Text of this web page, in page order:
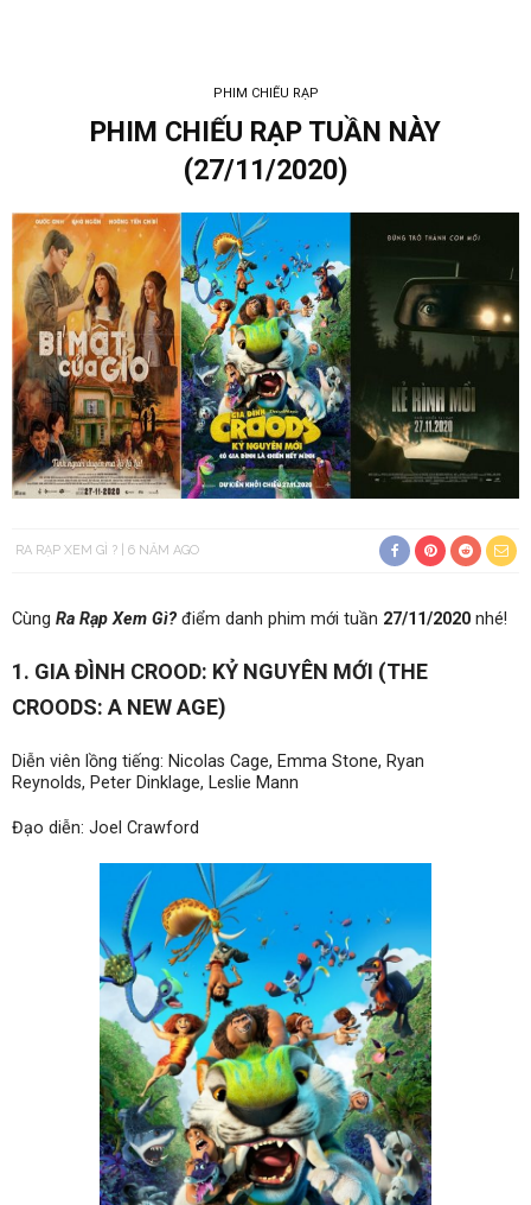
PHIM CHIẾU RẠP
PHIM CHIẾU RẠP TUẦN NÀY
(27/11/2020)
RA RẠP XEM GÌ ? 6 NĂM AGO
Cùng Ra Rạp Xem Gì? điểm danh phim mới tuần 27/11/2020 nhé!
1. GIA ĐÌNH CROOD: KỶ NGUYÊN MỚI (THE
CROODS: A NEW AGE)
Diễn viên lồng tiếng: Nicolas Cage, Emma Stone, Ryan
Reynolds, Peter Dinklage, Leslie Mann
Đạo diễn: Joel Crawford